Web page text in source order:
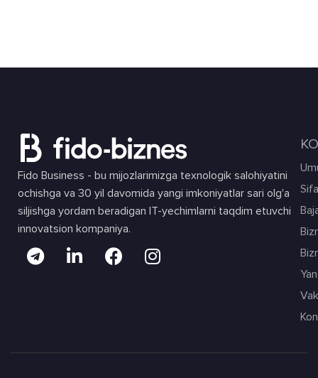
Fido Business - bu mijozlarimizga texnologik salohiyatini
ochishga va 30 yil davomida yangi imkoniyatlar sari olg'a
siljishga yordam beradigan IT-yechimlarni taqdim etuvchi
innovatsion kompaniya.